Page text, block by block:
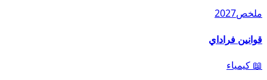
ملخص2027
قوانين فراداي
📖 كيمياء